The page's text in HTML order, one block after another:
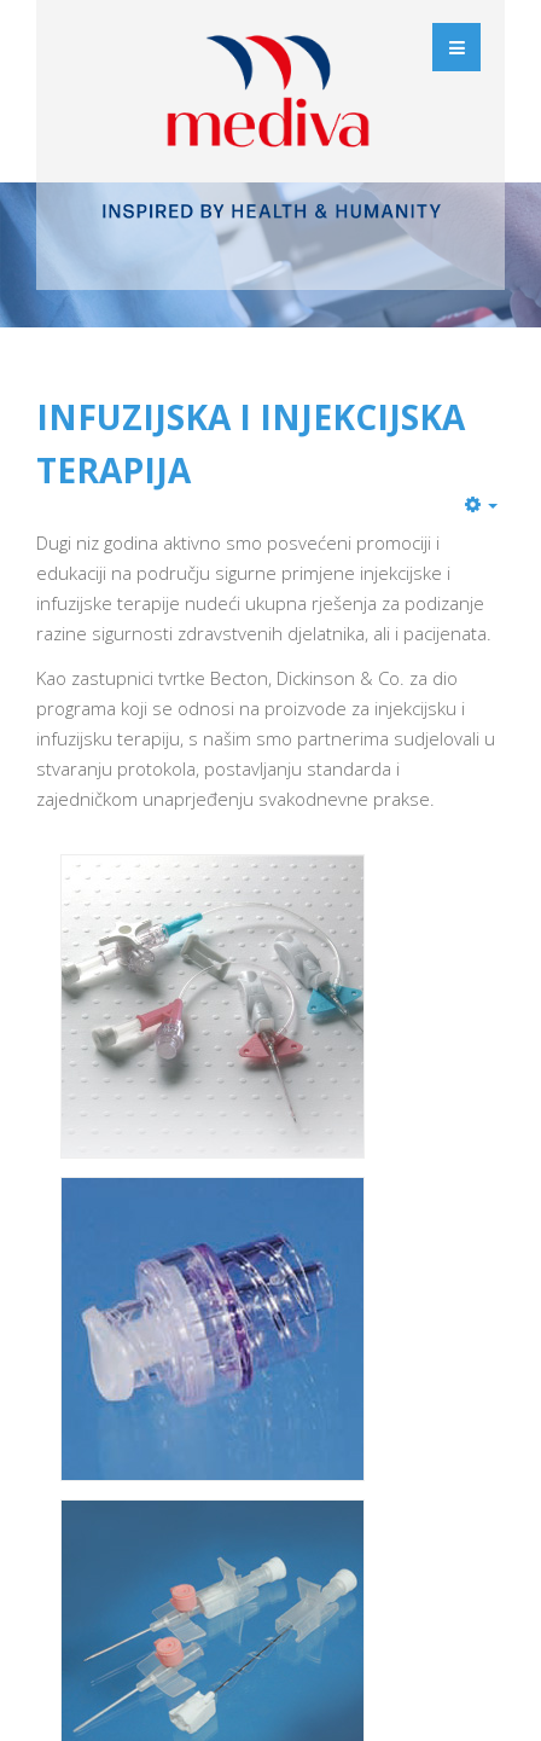
INFUZIJSKA I INJEKCIJSKA
TERAPIJA
Dugi niz godina aktivno smo posvećeni promociji i
edukaciji na području sigurne primjene injekcijske i
infuzijske terapije nudeći ukupna rješenja za podizanje
razine sigurnosti zdravstvenih djelatnika, ali i pacijenata.
Kao zastupnici tvrtke Becton, Dickinson & Co. za dio
programa koji se odnosi na proizvode za injekcijsku i
infuzijsku terapiju, s našim smo partnerima sudjelovali u
stvaranju protokola, postavljanju standarda i
zajedničkom unaprjeđenju svakodnevne prakse.